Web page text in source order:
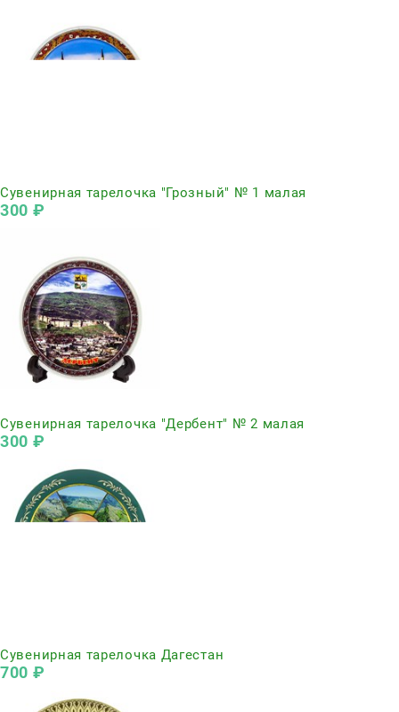
Сувенирная тарелочка "Грозный" № 1 малая
300 ₽
Сувенирная тарелочка "Дербент" № 2 малая
300 ₽
Сувенирная тарелочка Дагестан
700 ₽